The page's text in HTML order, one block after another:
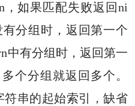
，如果匹配失败返回ni
分组时，返回第一个
中有分组时，返回第一
个分组就返回多个。
串的起始索引，缺省